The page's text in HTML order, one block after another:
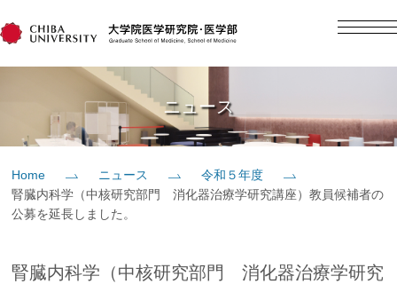
日本語
教育
研究
ニュース
Home ニュース
令和５年度
腎臓内科学（中核研究部門 消化器治療学研究講座）教員候補者の
公募を延長しました。
腎臓内科学（中核研究部門 消化器治療学研究